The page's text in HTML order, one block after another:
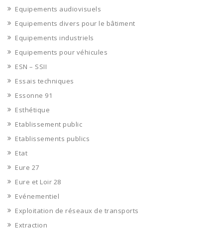
Equipements audiovisuels
Equipements divers pour le bâtiment
Equipements industriels
Equipements pour véhicules
ESN – SSII
Essais techniques
Essonne 91
Esthétique
Etablissement public
Etablissements publics
Etat
Eure 27
Eure et Loir 28
Evénementiel
Exploitation de réseaux de transports
Extraction